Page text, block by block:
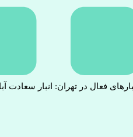
فعال در تهران: انبار سعادت